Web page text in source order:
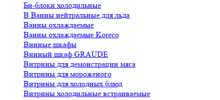
Би-блоки холодильные
В Ванны нейтральные для льда
Ванны охлаждаемые
Ванны охлаждаемые Koreco
Винные шкафы
Винный шкаф GRAUDE
Витрины для демонстрации мяса
Витрины для мороженого
Витрины для холодных блюд
Витрины холодильные встраиваемые